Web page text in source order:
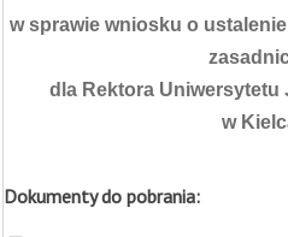
w sprawie wniosku o
dla Rektora
w
Dokumenty do pobrania: